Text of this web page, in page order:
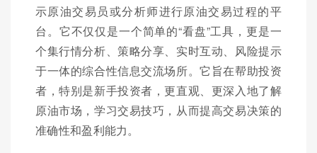
示原油交易员或分析师进行原油交易过程的平
台。它不仅仅是一个简单的“看盘”工具，更是一
个集行情分析、策略分享、实时互动、风险提示
于一体的综合性信息交流场所。它旨在帮助投资
者，特别是新手投资者，更直观、更深入地了解
原油市场，学习交易技巧，从而提高交易决策的
准确性和盈利能力。